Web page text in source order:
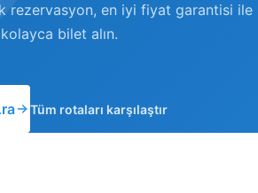
rezervasyon, en iyi fiyat garantisi ile
kolayca bilet alın.
Tüm rotaları karşılaştır